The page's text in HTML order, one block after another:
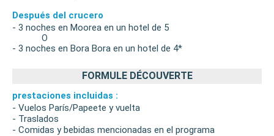
Después del crucero
- 3 noches en Moorea en un hotel de 5
O
- 3 noches en Bora Bora en un hotel de 4*
FORMULE DÉCOUVERTE
prestaciones incluidas :
- Vuelos París/Papeete y vuelta
- Traslados
- Comidas y bebidas mencionadas en el programa